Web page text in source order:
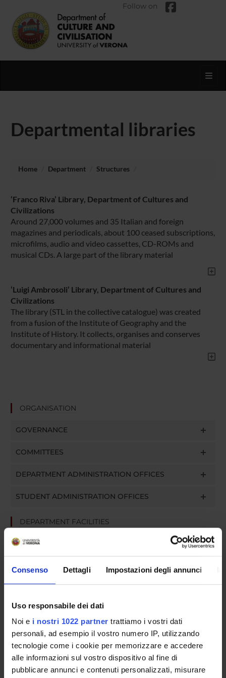
Consenso Dettagli Impostazioni degli annunci
Uso responsabile dei dati
Noi e i nostri 1022 partner trattiamo i vostri dati
personali, ad esempio il vostro numero IP, utilizzando
tecnologie come i cookie per memorizzare e accedere
alle informazioni sul vostro dispositivo al fine di
pubblicare annunci e contenuti personalizzati, misurare
Follow on
Departmental libraries
Home Department Structures
‘Franco Riva’ Library, Department of Cultures and
Civilizations
Around 27,000 volumes and 35 Italian and foreign
magazines and periodicals, about 100 ceased subscriptions,
microfilms, audio and video cassettes, CD-ROMs and
musical CDs. A large part of the library material
‘Luigi Ambrosoli’ Library, Department of Cultures and
Civilizations
The library (STL in the collective catalogue) was created
from a fusion of the Institute of Geography and the
Institute of History. It collects, organises and conserves
documentary and informational material
ORGANISATION
GOVERNANCE
COMMITTEES
DEPARTMENT ADMINISTRATION OFFICES
STUDENT ADMINISTRATION OFFICES
DEPARTMENT FACILITIES
LIBRARIES
CENTRI
LABORATORIES AND RESEARCH CENTRES
People
Places
Calendar